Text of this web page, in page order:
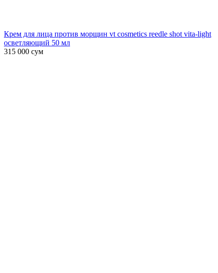
Крем для лица против морщин vt cosmetics reedle shot vita-light
осветляющий 50 мл
315 000 сум